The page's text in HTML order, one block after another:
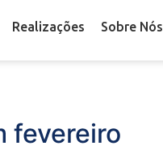
Realizações Sobre Nós
fevereiro